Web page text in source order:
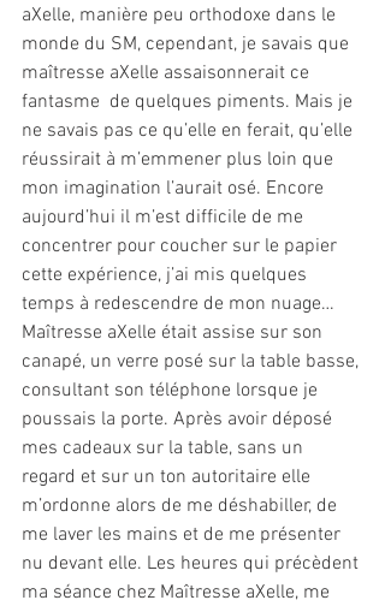
aXelle, manière peu orthodoxe dans le
monde du SM, cependant, je savais que
maîtresse aXelle assaisonnerait ce
fantasme  de quelques piments. Mais je
ne savais pas ce qu’elle en ferait, qu’elle
réussirait à m’emmener plus loin que
mon imagination l’aurait osé. Encore
aujourd’hui il m’est difficile de me
concentrer pour coucher sur le papier
cette expérience, j’ai mis quelques
temps à redescendre de mon nuage…
Maîtresse aXelle était assise sur son
canapé, un verre posé sur la table basse,
consultant son téléphone lorsque je
poussais la porte. Après avoir déposé
mes cadeaux sur la table, sans un
regard et sur un ton autoritaire elle
m’ordonne alors de me déshabiller, de
me laver les mains et de me présenter
nu devant elle. Les heures qui précèdent
ma séance chez Maîtresse aXelle, me